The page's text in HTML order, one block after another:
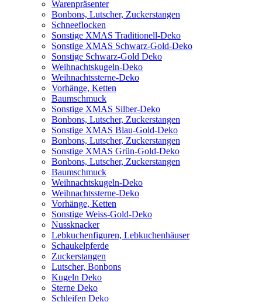
Warenpräsenter
Bonbons, Lutscher, Zuckerstangen
Schneeflocken
Sonstige XMAS Traditionell-Deko
Sonstige XMAS Schwarz-Gold-Deko
Sonstige Schwarz-Gold Deko
Weihnachtskugeln-Deko
Weihnachtssterne-Deko
Vorhänge, Ketten
Baumschmuck
Sonstige XMAS Silber-Deko
Bonbons, Lutscher, Zuckerstangen
Sonstige XMAS Blau-Gold-Deko
Bonbons, Lutscher, Zuckerstangen
Sonstige XMAS Grün-Gold-Deko
Bonbons, Lutscher, Zuckerstangen
Baumschmuck
Weihnachtskugeln-Deko
Weihnachtssterne-Deko
Vorhänge, Ketten
Sonstige Weiss-Gold-Deko
Nussknacker
Lebkuchenfiguren, Lebkuchenhäuser
Schaukelpferde
Zuckerstangen
Lutscher, Bonbons
Kugeln Deko
Sterne Deko
Schleifen Deko